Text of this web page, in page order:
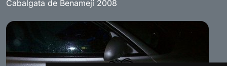
Cabalgata de Benamejí 2008